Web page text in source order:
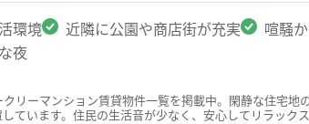
環境 近隣に公園や商店街が充実 喧騒
夜
リーマンション賃貸物件一覧を掲載中。閑静な住宅
ています。住民の生活音が少なく、安心してリラッ